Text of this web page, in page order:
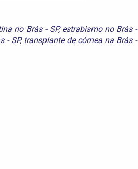
no Brás - SP, estrabismo no Brás -
- SP, transplante de córnea na Brás -